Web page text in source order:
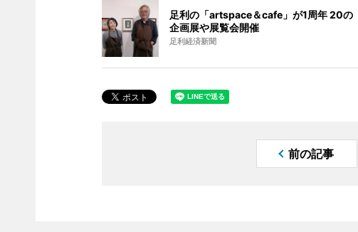
足利の「artspace＆cafe」が1周年 20の
企画展や展覧会開催
足利経済新聞
前の記事